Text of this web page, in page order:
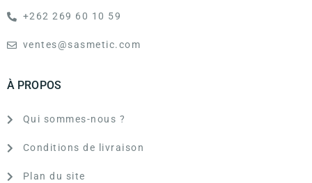
+262 269 60 10 59
ventes@sasmetic.com
À PROPOS
Qui sommes-nous ?
Conditions de livraison
Plan du site